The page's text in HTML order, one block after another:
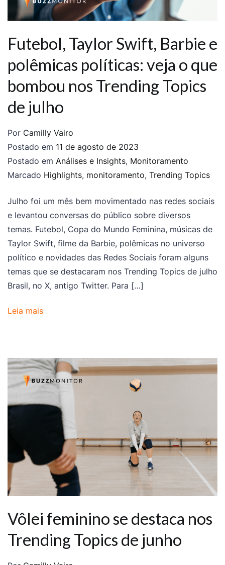
Futebol, Taylor Swift, Barbie e
polêmicas políticas: veja o que
bombou nos Trending Topics
de julho
Por Camilly Vairo
Postado em 11 de agosto de 2023
Postado em Análises e Insights, Monitoramento
Marcado Highlights, monitoramento, Trending Topics
Julho foi um mês bem movimentado nas redes sociais
e levantou conversas do público sobre diversos
temas. Futebol, Copa do Mundo Feminina, músicas de
Taylor Swift, filme da Barbie, polêmicas no universo
político e novidades das Redes Sociais foram alguns
temas que se destacaram nos Trending Topics de julho
Brasil, no X, antigo Twitter. Para […]
Leia mais
Vôlei feminino se destaca nos
Trending Topics de junho